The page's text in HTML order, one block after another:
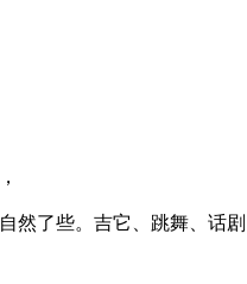
了些。吉它、跳舞、话